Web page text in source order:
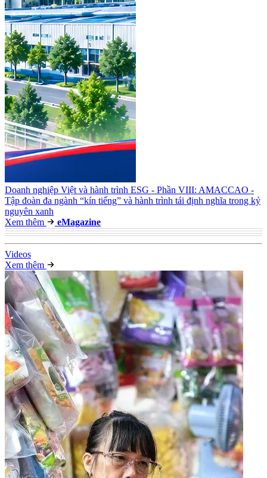
Doanh nghiệp Việt và hành trình ESG - Phần VIII: AMACCAO -
Tập đoàn đa ngành “kín tiếng” và hành trình tái định nghĩa trong kỷ
nguyên xanh
Xem thêm
eMagazine
Videos
Xem thêm